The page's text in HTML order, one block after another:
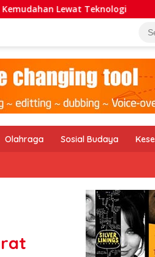
PT PEMA Butuh
Olahraga Sosial Budaya